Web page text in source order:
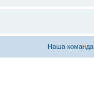
Наша команда